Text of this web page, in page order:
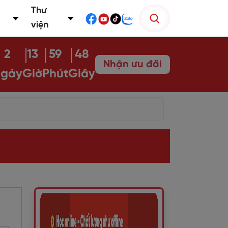
Thư
viện
2
13
Giờ
59
Phút
46
Giây
Nhận ưu đãi